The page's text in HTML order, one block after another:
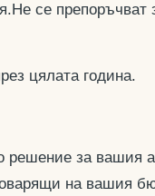
се препоръчват
цялата година.
решение за
на вашия